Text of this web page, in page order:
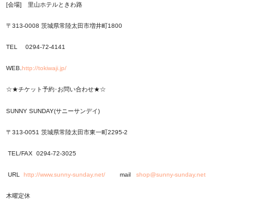
[会場] 里山ホテルときわ路
〒313-0008 茨城県常陸太田市増井町1800
TEL 0294-72-4141
WEB. http://tokiwaji.jp/
☆★チケット予約･お問い合わせ★☆
SUNNY SUNDAY(サニーサンデイ)
〒313-0051 茨城県常陸太田市東一町2295-2
TEL/FAX 0294-72-3025
URL http://www.sunny-sunday.net/ mail shop@sunny-sunday.net
木曜定休